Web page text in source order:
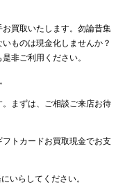
買取いたします。勿論昔集
ものは現金化しませんか？
非ご利用ください。
まずは、ご相談ご来店お待
トカードお買取現金でお支
いらしてください。